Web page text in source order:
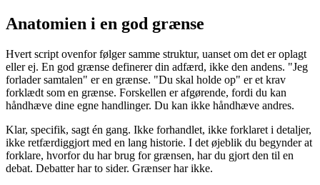
Anatomien i en god grænse
Hvert script ovenfor følger samme struktur, uanset om det er oplagt
eller ej. En god grænse definerer din adfærd, ikke den andens. "Jeg
forlader samtalen" er en grænse. "Du skal holde op" er et krav
forklædt som en grænse. Forskellen er afgørende, fordi du kan
håndhæve dine egne handlinger. Du kan ikke håndhæve andres.
Klar, specifik, sagt én gang. Ikke forhandlet, ikke forklaret i detaljer,
ikke retfærdiggjort med en lang historie. I det øjeblik du begynder at
forklare, hvorfor du har brug for grænsen, har du gjort den til en
debat. Debatter har to sider. Grænser har ikke.